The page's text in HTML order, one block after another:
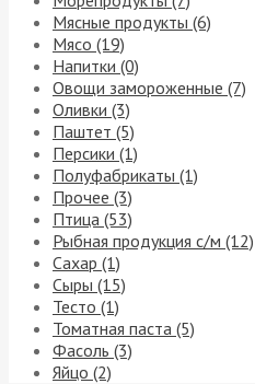
Мясные продукты (6)
Мясо (19)
Напитки (0)
Овощи замороженные (7)
Оливки (3)
Паштет (5)
Персики (1)
Полуфабрикаты (1)
Прочее (3)
Птица (53)
Рыбная продукция с/м (12)
Сахар (1)
Сыры (15)
Тесто (1)
Томатная паста (5)
Фасоль (3)
Яйцо (2)